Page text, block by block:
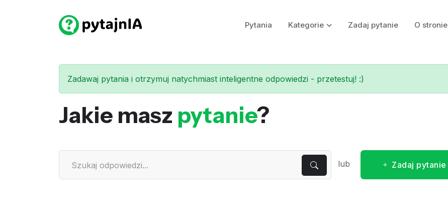
Pytania Kategorie Zadaj pytanie O stronie
Zadawaj pytania i otrzymuj natychmiast inteligentne odpowiedzi - przetestuj! :)
Jakie masz pytanie?
lub Zadaj pytanie